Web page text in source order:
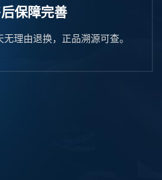
保障完善
理由退换，正品溯源可查。